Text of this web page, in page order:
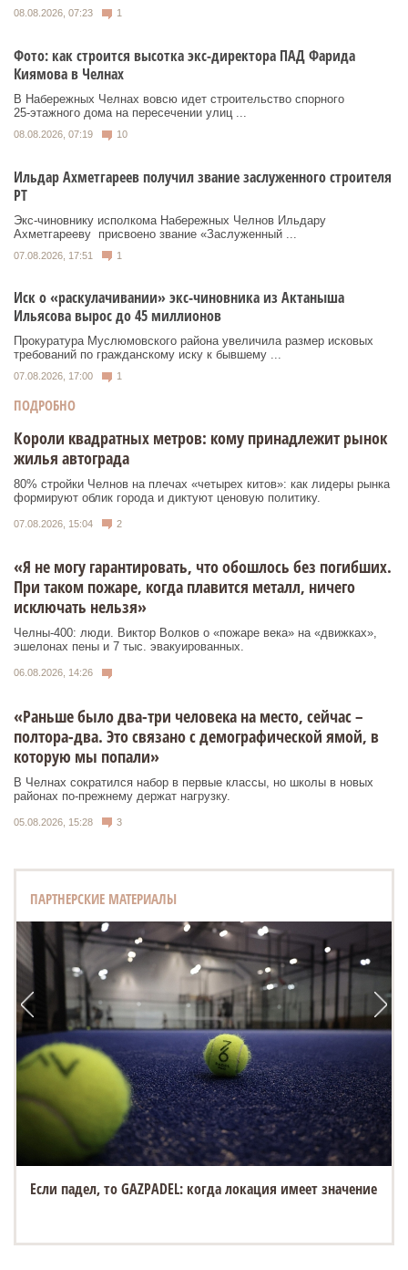
08.08.2026, 07:23 1
Фото: как строится высотка экс-директора ПАД Фарида
Киямова в Челнах
В Набережных Челнах вовсю идет строительство спорного
25‑этажного дома на пересечении улиц ...
08.08.2026, 07:19 10
Ильдар Ахметгареев получил звание заслуженного строителя
РТ
Экс‑чиновнику исполкома Набережных Челнов Ильдару
Ахметгарееву присвоено звание «Заслуженный ...
07.08.2026, 17:51 1
Иск о «раскулачивании» экс-чиновника из Актаныша
Ильясова вырос до 45 миллионов
Прокуратура Муслюмовского района увеличила размер исковых
требований по гражданскому иску к бывшему ...
07.08.2026, 17:00 1
ПОДРОБНО
Короли квадратных метров: кому принадлежит рынок
жилья автограда
80% стройки Челнов на плечах «четырех китов»: как лидеры рынка
формируют облик города и диктуют ценовую политику.
07.08.2026, 15:04 2
«Я не могу гарантировать, что обошлось без погибших.
При таком пожаре, когда плавится металл, ничего
исключать нельзя»
Челны-400: люди. Виктор Волков о «пожаре века» на «движках»,
эшелонах пены и 7 тыс. эвакуированных.
06.08.2026, 14:26
«Раньше было два-три человека на место, сейчас –
полтора-два. Это связано с демографической ямой, в
которую мы попали»
В Челнах сократился набор в первые классы, но школы в новых
районах по-прежнему держат нагрузку.
05.08.2026, 15:28 3
ПАРТНЕРСКИЕ МАТЕРИАЛЫ
Если падел, то GAZPADEL: когда локация имеет значение